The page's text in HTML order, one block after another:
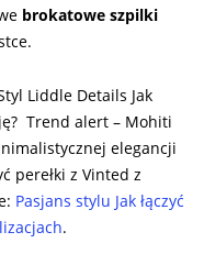
brokatowe szpilki
Liddle Details Jak
Trend alert – Mohiti
elegancji
perełki z Vinted z
Pasjans stylu Jak łączyć
.